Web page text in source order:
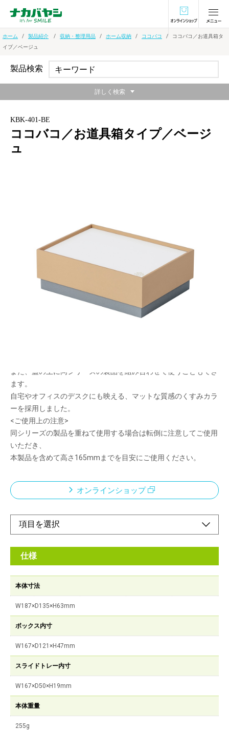
オンラインショ
ホーム 製品紹介 収納・整理用品 ホーム収納 ココバコ
ココバコ／お道具箱タ
イプ／ベージュ
KBK-401-BE
ココバコ／お道具箱タイプ／ベージ
ュ
スライドトレー付 紙製の小さなお道具箱
メーカー希望小売価格：
¥1,980+ 税
お気に入りが、ここに
文具や裁縫道具、コスメなどの散らかりがちな小道具を収納でき
また、蓋の上に同シリーズの製品を組み合わせて使うこともでき
ます。
自宅やオフィスのデスクにも映える、マットな質感のくすみカラ
ーを採用しました。
<ご使用上の注意>
同シリーズの製品を重ねて使用する場合は転倒に注意してご使用
いただき、
本製品を含めて高さ165mmまでを目安にご使用ください。
オンラインショップ
仕様
本体寸法
W187×D135×H63mm
ボックス内寸
W167×D121×H47mm
スライドトレー内寸
W167×D50×H19mm
本体重量
255g
製品検索
詳しく検索